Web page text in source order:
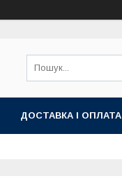
ДОСТАВКА І ОПЛАТА